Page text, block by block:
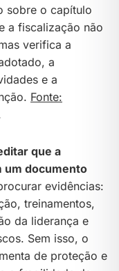
sobre o capítulo
a fiscalização não
verifica a
a
e a
Fonte:
que a
um documento
evidências:
treinamentos,
da liderança e
Sem isso, o
de proteção e